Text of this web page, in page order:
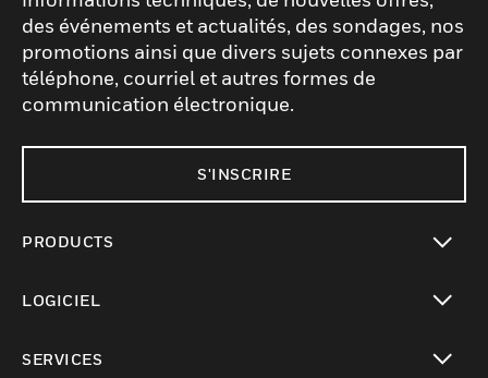
des événements et actualités, des sondages, nos
promotions ainsi que divers sujets connexes par
téléphone, courriel et autres formes de
communication électronique.
S'INSCRIRE
PRODUCTS
LOGICIEL
SERVICES